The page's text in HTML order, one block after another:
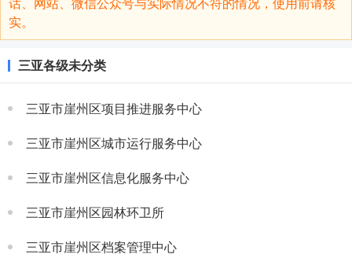
实。
三亚各级未分类
三亚市崖州区项目推进服务中心
三亚市崖州区城市运行服务中心
三亚市崖州区信息化服务中心
三亚市崖州区园林环卫所
三亚市崖州区档案管理中心